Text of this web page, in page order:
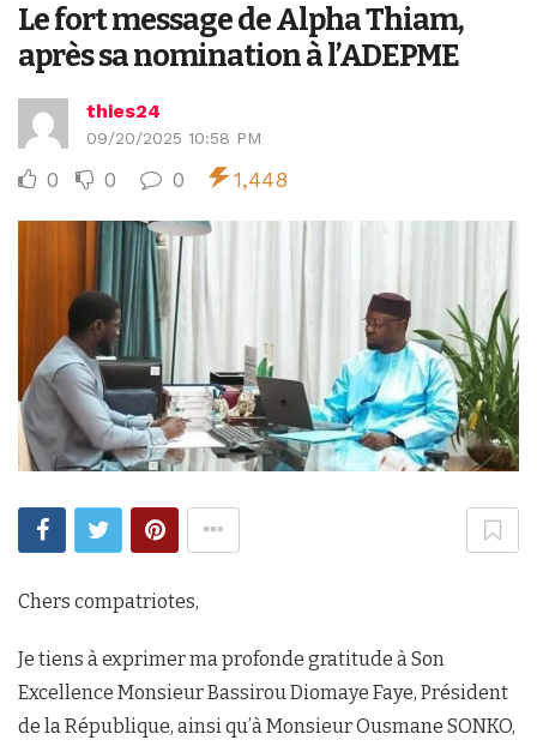
Le fort message de Alpha Thiam,
après sa nomination à l’ADEPME
thies24
09/20/2025 10:58 PM
0 0 0 1,448
Chers compatriotes,
Je tiens à exprimer ma profonde gratitude à Son
Excellence Monsieur Bassirou Diomaye Faye, Président
de la République, ainsi qu’à Monsieur Ousmane SONKO,